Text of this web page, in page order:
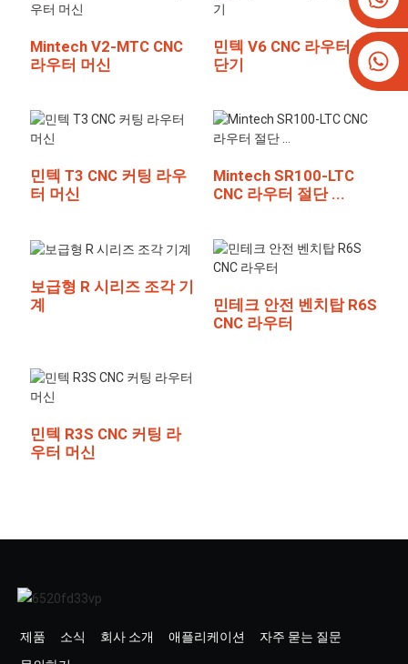
+16266628193
Mintech V2-MTC CNC
라우터 머신
민텍 V6 CNC 라우터 절
단기
민텍 T3 CNC 커팅 라우
터 머신
Mintech SR100-LTC
CNC 라우터 절단 ...
보급형 R 시리즈 조각 기
계
민테크 안전 벤치탑 R6S
CNC 라우터
민텍 R3S CNC 커팅 라
우터 머신
제품 소식 회사 소개 애플리케이션
자주 묻는 질문